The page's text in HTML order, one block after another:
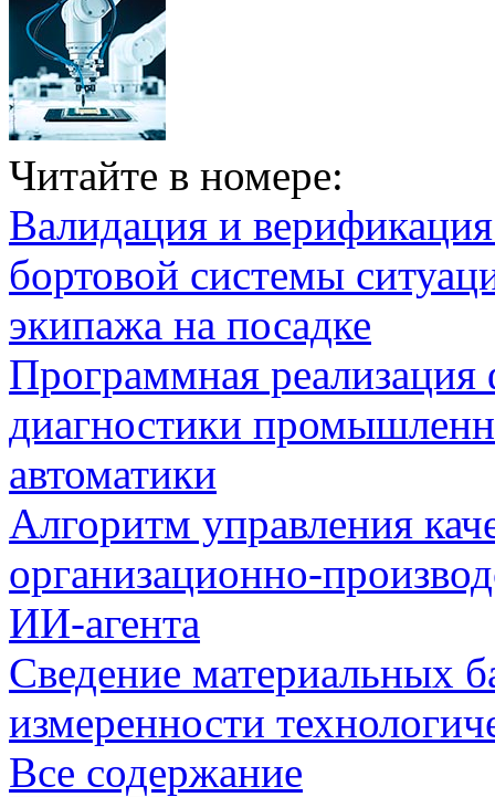
Читайте в номере:
Валидация и
бортовой системы
экипажа на посадке
Программная
диагностики
автоматики
Алгоритм управления
организационно-
ИИ-агента
Сведение материальных
измеренности
Все содержание